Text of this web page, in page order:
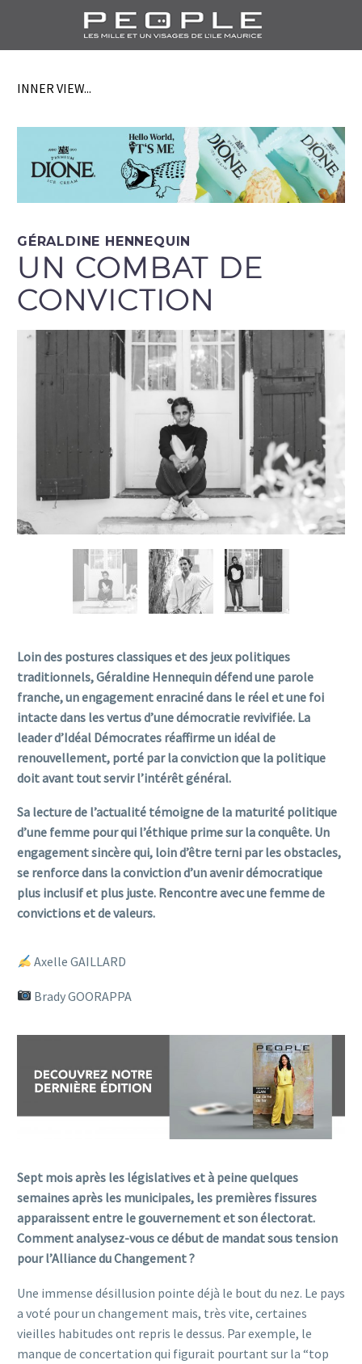
INNER VIEW...
GÉRALDINE HENNEQUIN
UN COMBAT DE
CONVICTION
Loin des postures classiques et des jeux politiques
traditionnels, Géraldine Hennequin défend une parole
franche, un engagement enraciné dans le réel et une foi
intacte dans les vertus d’une démocratie revivifiée. La
leader d’Idéal Démocrates réaffirme un idéal de
renouvellement, porté par la conviction que la politique
doit avant tout servir l’intérêt général.
Sa lecture de l’actualité témoigne de la maturité politique
d’une femme pour qui l’éthique prime sur la conquête. Un
engagement sincère qui, loin d’être terni par les obstacles,
se renforce dans la conviction d’un avenir démocratique
plus inclusif et plus juste. Rencontre avec une femme de
convictions et de valeurs.
Axelle GAILLARD
Brady GOORAPPA
Sept mois après les législatives et à peine quelques
semaines après les municipales, les premières fissures
apparaissent entre le gouvernement et son électorat.
Comment analysez-vous ce début de mandat sous tension
pour l’Alliance du Changement ?
Une immense désillusion pointe déjà le bout du nez. Le pays
a voté pour un changement mais, très vite, certaines
vieilles habitudes ont repris le dessus. Par exemple, le
manque de concertation qui figurait pourtant sur la “top